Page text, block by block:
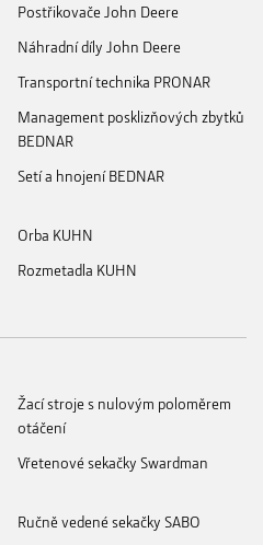
Postřikovače John Deere
Náhradní díly John Deere
Transportní technika PRONAR
Management posklizňových zbytků
BEDNAR
Setí a hnojení BEDNAR
Orba KUHN
Rozmetadla KUHN
Žací stroje s nulovým poloměrem
otáčení
Vřetenové sekačky Swardman
Ručně vedené sekačky SABO